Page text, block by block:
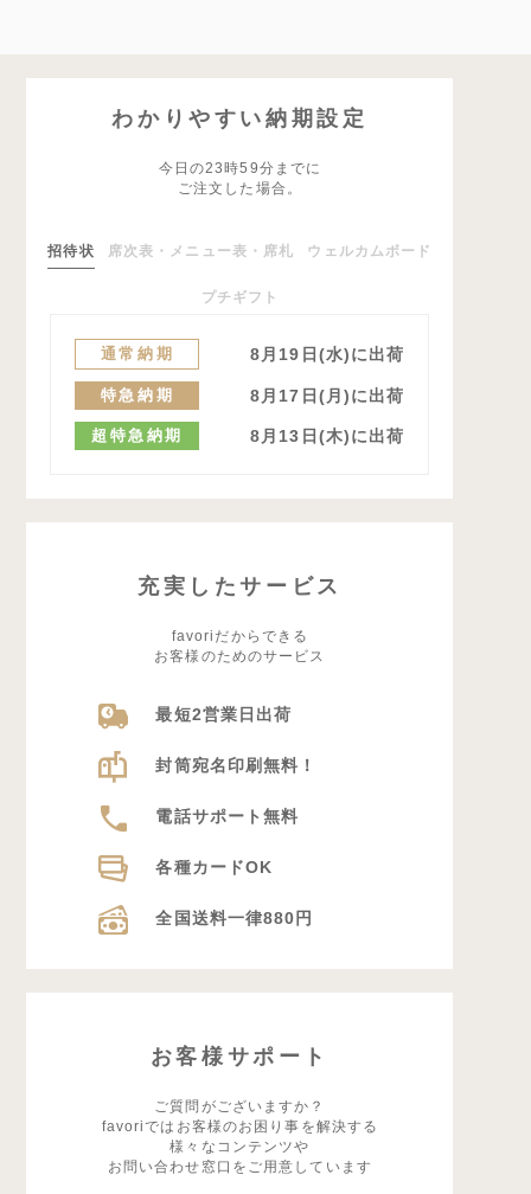
わかりやすい納期設定
今日の23時59分までに
ご注文した場合。
招待状 席次表・メニュー表・席札 ウェルカムボード
プチギフト
通常納期 8月19日(水)に出荷
特急納期 8月17日(月)に出荷
超特急納期 8月13日(木)に出荷
充実したサービス
favoriだからできる
お客様のためのサービス
最短2営業日出荷
封筒宛名印刷無料！
電話サポート無料
各種カードOK
全国送料一律880円
お客様サポート
ご質問がございますか？
favoriではお客様のお困り事を解決する
様々なコンテンツや
お問い合わせ窓口をご用意しています